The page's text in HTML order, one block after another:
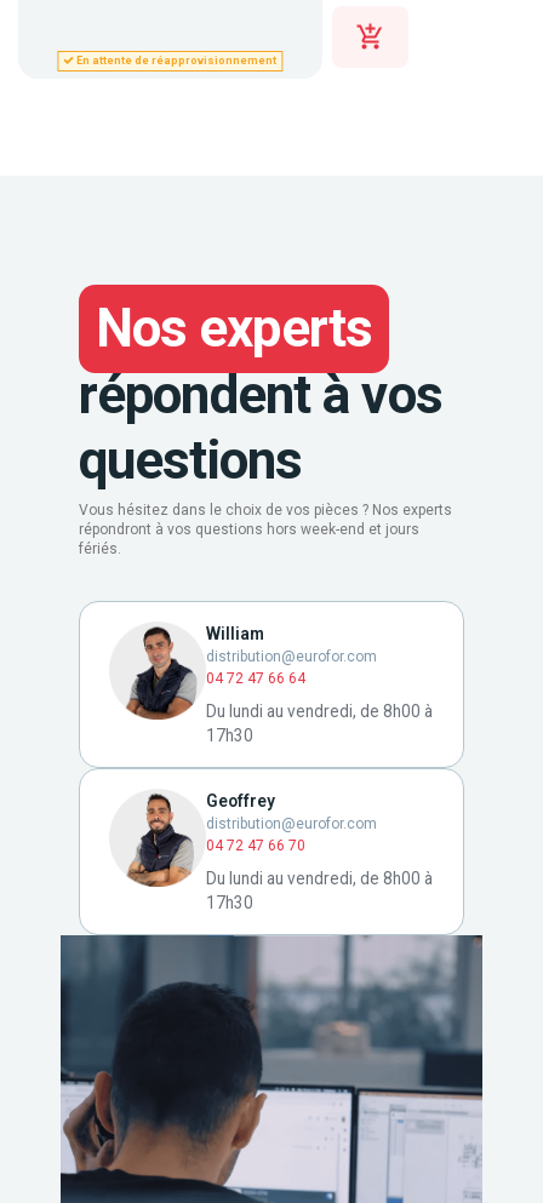
En attente de réapprovisionnement
Nos experts
répondent à vos
questions
Vous hésitez dans le choix de vos pièces ? Nos experts
répondront à vos questions hors week-end et jours
fériés.
William
distribution@eurofor.com
04 72 47 66 64
Du lundi au vendredi, de 8h00 à
17h30
Geoffrey
distribution@eurofor.com
04 72 47 66 70
Du lundi au vendredi, de 8h00 à
17h30